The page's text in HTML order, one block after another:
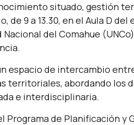
situado, gestión
de 9 a 13.30, en el Aula D
Nacional del Comahue
espacio de intercambio
territoriales, abordando los
e interdisciplinaria.
Programa de Planificación